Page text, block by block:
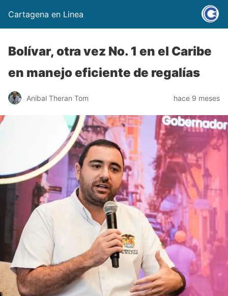
Cartagena en Linea
Bolívar, otra vez No. 1 en el Caribe
en manejo eficiente de regalías
Anibal Theran Tom hace 9 meses